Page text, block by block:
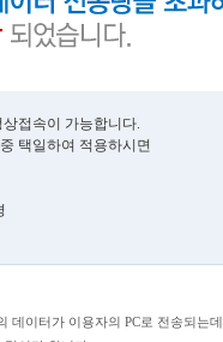
접속이 가능합니다.
택일하여 적용하시면
데이터가 이용자의 PC로 전송되는데,